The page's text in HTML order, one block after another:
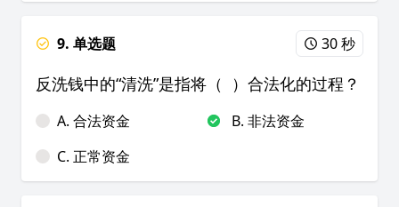
9. 单选题 30 秒
反洗钱中的“清洗”是指将（ ）合法化的过程？
A. 合法资金
B. 非法资金
C. 正常资金